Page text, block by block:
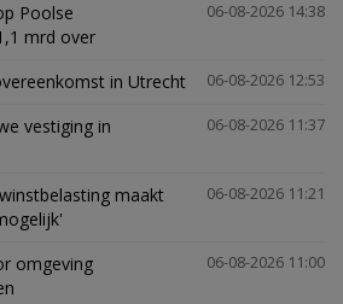
06-08-2026 14:38
Poolse
mrd over
06-08-2026 12:53
in Utrecht
06-08-2026 11:37
vestiging in
06-08-2026 11:21
maakt
06-08-2026 11:00
omgeving